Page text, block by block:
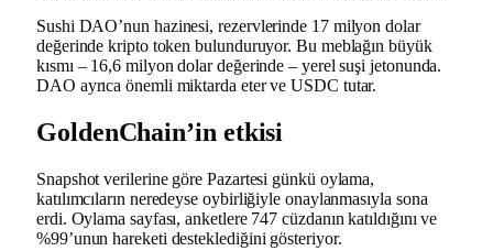
Sushi DAO’nun hazinesi, rezervlerinde 17 milyon dolar
değerinde kripto token bulunduruyor. Bu meblağın büyük
kısmı – 16,6 milyon dolar değerinde – yerel suşi jetonunda.
DAO ayrıca önemli miktarda eter ve USDC tutar.
GoldenChain’in etkisi
Snapshot verilerine göre Pazartesi günkü oylama,
katılımcıların neredeyse oybirliğiyle onaylanmasıyla sona
erdi. Oylama sayfası, anketlere 747 cüzdanın katıldığını ve
%99’unun hareketi desteklediğini gösteriyor.